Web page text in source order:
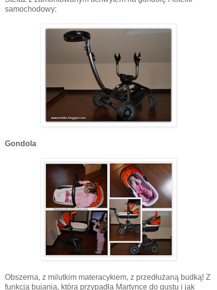
samochodowy:
Gondola
Obszerna, z milutkim materacykiem, z przedłużaną budką! Z
funkcją bujania, która przypadła Martynce do gustu i jak